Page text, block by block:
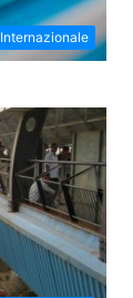
Internazionale